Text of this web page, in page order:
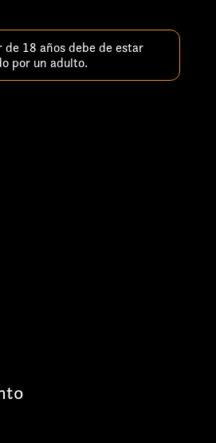
de 18 años debe de estar
por un adulto.